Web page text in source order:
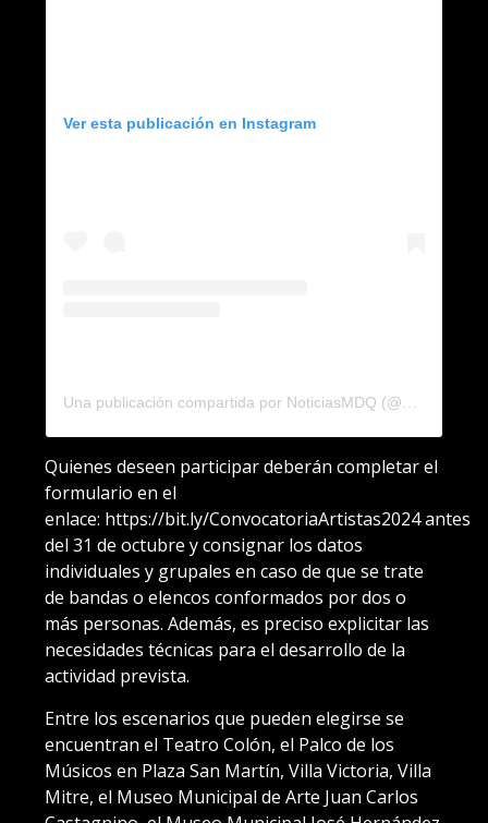
Ver esta publicación en Instagram
Quienes deseen participar deberán completar el
formulario en el
enlace: https://bit.ly/ConvocatoriaArtistas2024 antes
del 31 de octubre y consignar los datos
individuales y grupales en caso de que se trate
de bandas o elencos conformados por dos o
más personas. Además, es preciso explicitar las
necesidades técnicas para el desarrollo de la
actividad prevista.
Entre los escenarios que pueden elegirse se
encuentran el Teatro Colón, el Palco de los
Músicos en Plaza San Martín, Villa Victoria, Villa
Mitre, el Museo Municipal de Arte Juan Carlos